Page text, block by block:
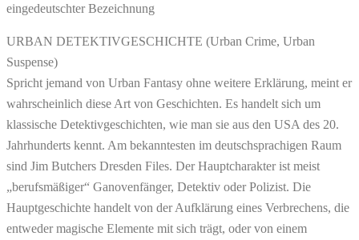
eingedeutschter Bezeichnung
URBAN DETEKTIVGESCHICHTE (Urban Crime, Urban
Suspense)
Spricht jemand von Urban Fantasy ohne weitere Erklärung, meint er
wahrscheinlich diese Art von Geschichten. Es handelt sich um
klassische Detektivgeschichten, wie man sie aus den USA des 20.
Jahrhunderts kennt. Am bekanntesten im deutschsprachigen Raum
sind Jim Butchers Dresden Files. Der Hauptcharakter ist meist
„berufsmäßiger“ Ganovenfänger, Detektiv oder Polizist. Die
Hauptgeschichte handelt von der Aufklärung eines Verbrechens, die
entweder magische Elemente mit sich trägt, oder von einem